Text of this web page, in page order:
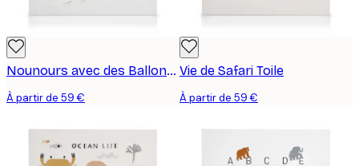
Nounours avec des Ballons Toile
À partir de 59 €
Vie de Safari Toile
À partir de 59 €